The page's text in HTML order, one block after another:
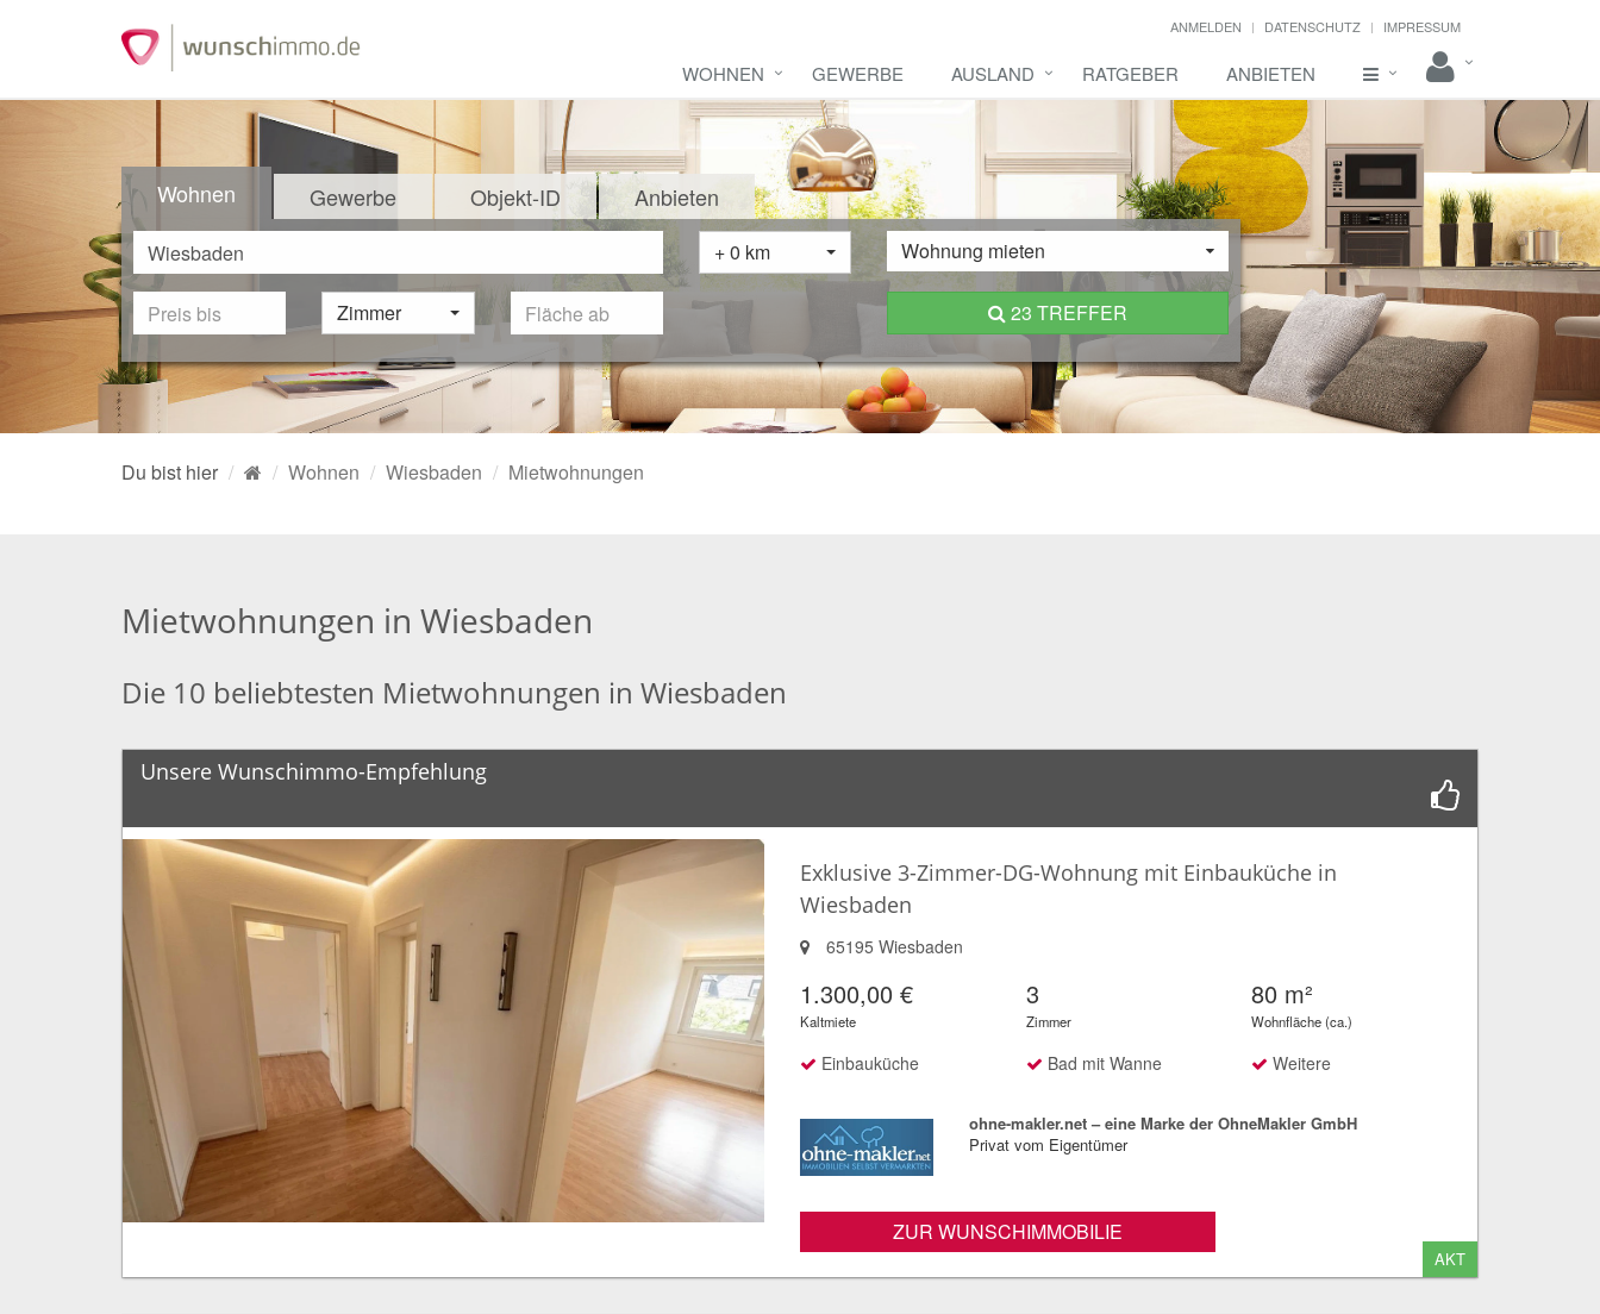
ANMELDEN DATENSCHUTZ IMPRESSUM
WOHNEN GEWERBE AUSLAND RATGEBER ANBIETEN
Wohnen Gewerbe Objekt-ID Anbieten
+ 0 km Wohnung mieten
Zimmer 23 TREFFER
Du bist hier Wohnen Wiesbaden Mietwohnungen
Mietwohnungen in Wiesbaden
Die 10 beliebtesten Mietwohnungen in Wiesbaden
Unsere Wunschimmo-Empfehlung
Exklusive 3-Zimmer-DG-Wohnung mit Einbauküche in
Wiesbaden
65195 Wiesbaden
1.300,00 €
Kaltmiete
3
Zimmer
80 m²
Wohnfläche (ca.)
Einbauküche Bad mit Wanne Weitere
ohne-makler.net – eine Marke der OhneMakler GmbH
Privat vom Eigentümer
ZUR WUNSCHIMMOBILIE
AKT